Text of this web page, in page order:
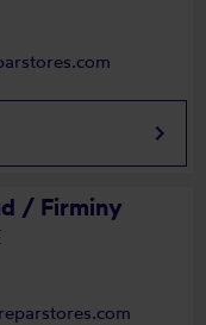
keyboard_arrow_right
/ Firminy